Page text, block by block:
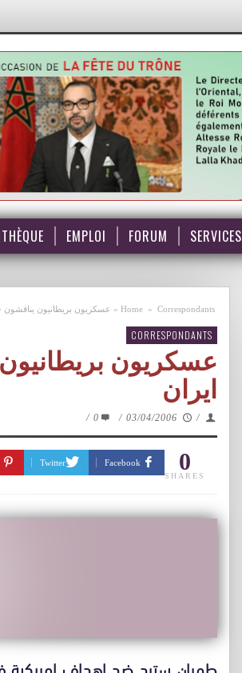
EMPLOI FORUM SERVICES
Home » Correspondants
» عسكريون بريطانيون
CORRESPONDANTS
عسكريون
ايران
/
03/04/2006
/
0
/
0
SHARES
Facebook
Twitter